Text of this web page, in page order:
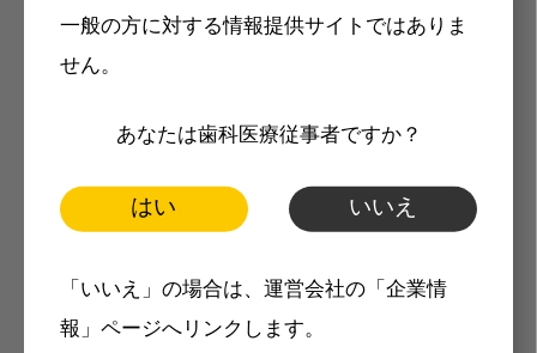
一般の方に対する情報提供サイトではありま
せん。
あなたは歯科医療従事者ですか？
はい いいえ
「いいえ」の場合は、運営会社の「企業情
報」ページへリンクします。
メリット
製品価格も閲覧可能